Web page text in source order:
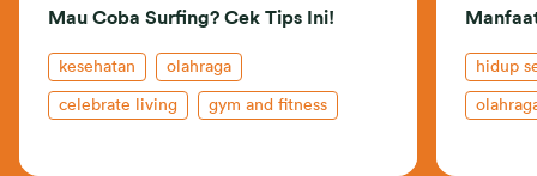
Mau Coba Surfing? Cek Tips Ini!
kesehatan olahraga
celebrate living gym and fitness
hidup